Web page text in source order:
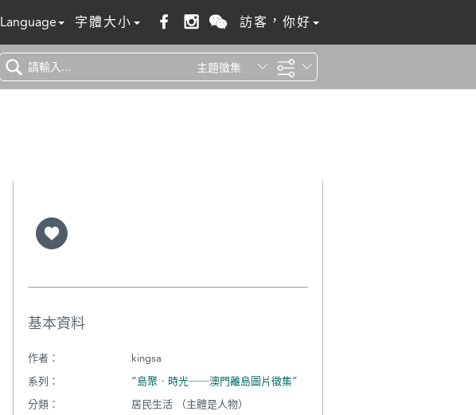
Language 字體大小 訪客，你好
主題徵集
基本資料
作者：
kingsa
系列：
“島聚‧時光──澳門離島圖片徵集”
分類：
居民生活 （主體是人物）